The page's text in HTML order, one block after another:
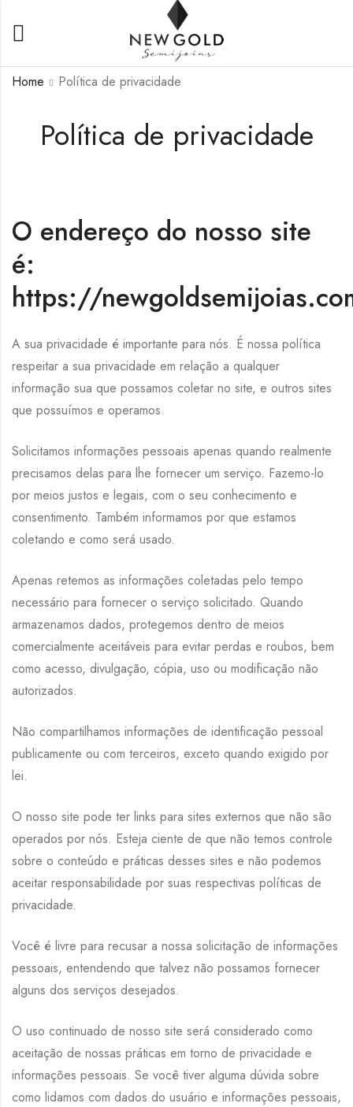
Política de privacidade
Home Política de privacidade
O endereço do nosso site
é:
https://
A sua privacidade é importante para nós. É nossa política
respeitar a sua privacidade em relação a qualquer
informação sua que possamos coletar no site, e outros sites
que possuímos e operamos.
Solicitamos informações pessoais apenas quando realmente
precisamos delas para lhe fornecer um serviço. Fazemo-lo
por meios justos e legais, com o seu conhecimento e
consentimento. Também informamos por que estamos
coletando e como será usado.
Apenas retemos as informações coletadas pelo tempo
necessário para fornecer o serviço solicitado. Quando
armazenamos dados, protegemos dentro de meios
comercialmente aceitáveis ​​para evitar perdas e roubos, bem
como acesso, divulgação, cópia, uso ou modificação não
autorizados.
Não compartilhamos informações de identificação pessoal
publicamente ou com terceiros, exceto quando exigido por
lei.
O nosso site pode ter links para sites externos que não são
operados por nós. Esteja ciente de que não temos controle
sobre o conteúdo e práticas desses sites e não podemos
aceitar responsabilidade por suas respectivas políticas de
privacidade.
Você é livre para recusar a nossa solicitação de informações
pessoais, entendendo que talvez não possamos fornecer
alguns dos serviços desejados.
O uso continuado de nosso site será considerado como
aceitação de nossas práticas em torno de privacidade e
informações pessoais. Se você tiver alguma dúvida sobre
como lidamos com dados do usuário e informações pessoais,